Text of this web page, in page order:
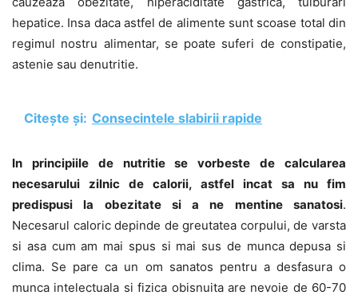
hepatice. Insa daca astfel de alimente sunt scoase total din
regimul nostru alimentar, se poate suferi de constipatie,
astenie sau denutritie.
Citește și: Consecintele slabirii rapide
In principiile de nutritie se vorbeste de calcularea
necesarului zilnic de calorii, astfel incat sa nu fim
predispusi la obezitate si a ne mentine sanatosi.
Necesarul caloric depinde de greutatea corpului, de varsta
si asa cum am mai spus si mai sus de munca depusa si
clima. Se pare ca un om sanatos pentru a desfasura o
munca intelectuala si fizica obisnuita are nevoie de 60-70